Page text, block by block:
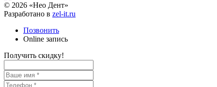
© 2026 «Нео Дент»
Разработано в zel-it.ru
Позвонить
Online запись
Получить скидку!